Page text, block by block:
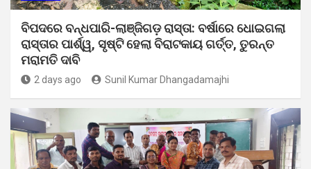
ବିପଦରେ ବନ୍ଧପାରି-ଲାଞ୍ଜିଗଡ଼ ରାସ୍ତା: ବର୍ଷାରେ ଧୋଇଗଲା
ରାସ୍ତାର ପାର୍ଶ୍ୱ, ସୃଷ୍ଟି ହେଲା ବିରାଟକାୟ ଗର୍ତ୍ତ, ତୁରନ୍ତ
ମରାମତି ଦାବି
2 days ago Sunil Kumar Dhangadamajhi